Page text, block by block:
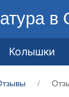
в
Колышки